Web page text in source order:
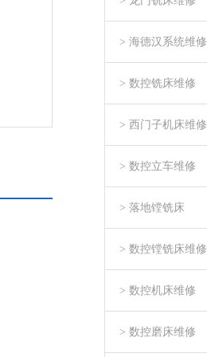
> 海德汉系统维修
> 数控铣床维修
> 西门子机床维修
> 数控立车维修
> 落地镗铣床
> 数控镗铣床维修
> 数控机床维修
> 数控磨床维修